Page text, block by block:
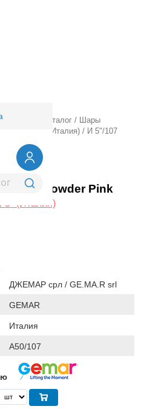
/ Оптовый каталог /
Шары
Gemar 5" (Италия) / И 5"/107
Powder Pink
5" (Италия)
ДЖЕМАР срл / GE.MA.R srl
GEMAR
Италия
A50/107